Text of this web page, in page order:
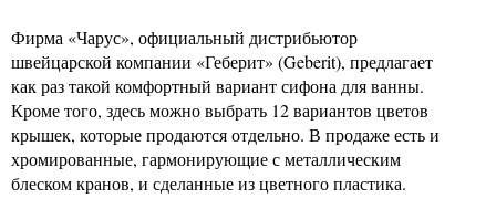
Фирма «Чарус», официальный дистрибьютор
швейцарской компании «Геберит» (Geberit), предлагает
как раз такой комфортный вариант сифона для ванны.
Кроме того, здесь можно выбрать 12 вариантов цветов
крышек, которые продаются отдельно. В продаже есть и
хромированные, гармонирующие с металлическим
блеском кранов, и сделанные из цветного пластика.